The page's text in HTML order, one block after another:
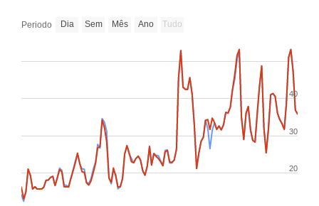
Periodo Dia Sem Mês Ano Tudo
20
30
40